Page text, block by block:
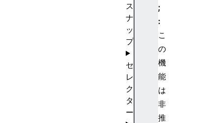
;
:
こ
の
機
能
は
非
推
ス
ナ
ッ
プ
セ
レ
ク
タ
ー